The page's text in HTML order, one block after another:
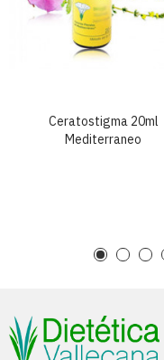
Ceratostigma 20ml
Mediterraneo